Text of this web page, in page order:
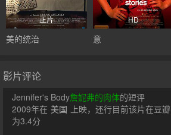
正片
美的统治
HD
意
影片评论
Jennifer's Body詹妮弗的肉体的短评
2009年在 美国 上映，还行目前该片在豆
为3.4分